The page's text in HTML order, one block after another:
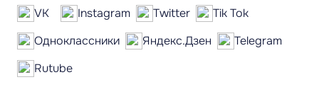
VK Instagram Twitter
Tik Tok
Одноклассники
Яндекс.Дзен
Telegram
Rutube